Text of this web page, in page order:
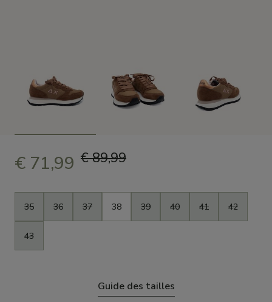
€ 71,99 € 89,99
Taille
35 36 37 38 39 40 41 42
43
Guide des tailles